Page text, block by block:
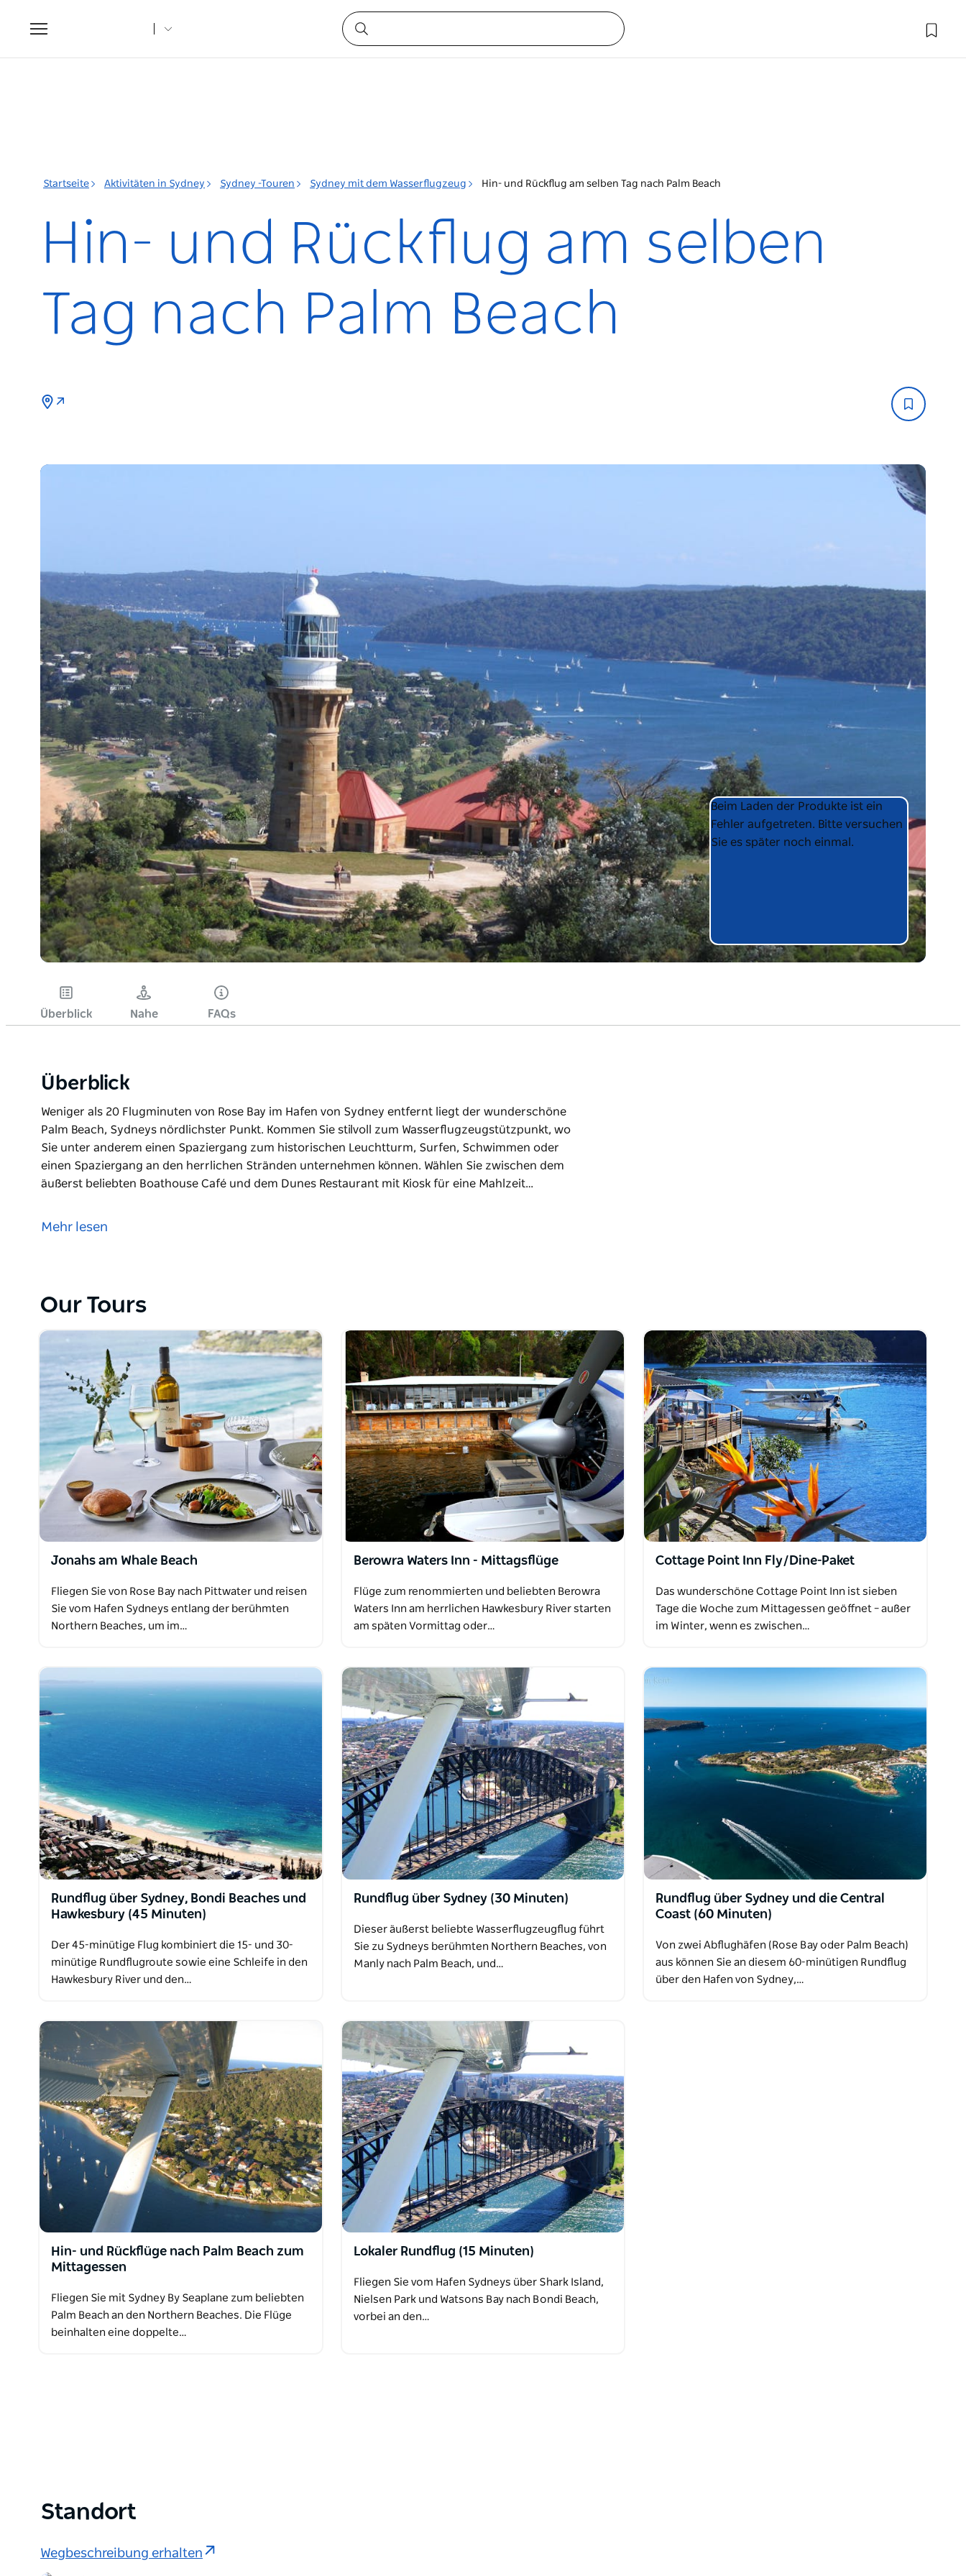
Toggle
navigation
Startseite Aktivitäten in Sydney Sydney -Touren Sydney mit dem Wasserflugzeug Hin- und Rückflug am selben Tag nach Palm Beach
Hin- und Rückflug am selben
Tag nach Palm Beach
Product
List
Product
List
Beim Laden der Produkte ist ein
Fehler aufgetreten. Bitte versuchen
Sie es später noch einmal.
Überblick Nahe FAQs
Überblick
Weniger als 20 Flugminuten von Rose Bay im Hafen von Sydney entfernt liegt der wunderschöne
Palm Beach, Sydneys nördlichster Punkt. Kommen Sie stilvoll zum Wasserflugzeugstützpunkt, wo
Sie unter anderem einen Spaziergang zum historischen Leuchtturm, Surfen, Schwimmen oder
einen Spaziergang an den herrlichen Stränden unternehmen können. Wählen Sie zwischen dem
äußerst beliebten Boathouse Café und dem Dunes Restaurant mit Kiosk für eine Mahlzeit…
Palm Beach, Sydneys nördlichster Punkt. Kommen Sie stilvoll zum Wasserflugzeugstützpunkt, wo
aus der australischen Seifenoper „Home and Away“.
Der Rückflug führt Sie über das Opernhaus und die Harbour Bridge, bevor Sie wieder in Rose Bay
landen. Die Zwischenlandung dauert drei Stunden.
Mehr lesen
Our Tours
Jonahs am Whale Beach
Fliegen Sie von Rose Bay nach Pittwater und reisen
Sie vom Hafen Sydneys entlang der berühmten
Northern Beaches, um im…
Berowra Waters Inn - Mittagsflüge
Flüge zum renommierten und beliebten Berowra
Waters Inn am herrlichen Hawkesbury River starten
am späten Vormittag oder…
Cottage Point Inn Fly/Dine-Paket
Das wunderschöne Cottage Point Inn ist sieben
Tage die Woche zum Mittagessen geöffnet – außer
im Winter, wenn es zwischen…
Rundflug über Sydney, Bondi Beaches und
Hawkesbury (45 Minuten)
Der 45-minütige Flug kombiniert die 15- und 30-
minütige Rundflugroute sowie eine Schleife in den
Hawkesbury River und den…
Rundflug über Sydney (30 Minuten)
Dieser äußerst beliebte Wasserflugzeugflug führt
Sie zu Sydneys berühmten Northern Beaches, von
Manly nach Palm Beach, und…
Rundflug über Sydney und die Central
Coast (60 Minuten)
Von zwei Abflughäfen (Rose Bay oder Palm Beach)
aus können Sie an diesem 60-minütigen Rundflug
über den Hafen von Sydney,…
Hin- und Rückflüge nach Palm Beach zum
Mittagessen
Fliegen Sie mit Sydney By Seaplane zum beliebten
Palm Beach an den Northern Beaches. Die Flüge
beinhalten eine doppelte…
Lokaler Rundflug (15 Minuten)
Fliegen Sie vom Hafen Sydneys über Shark Island,
Nielsen Park und Watsons Bay nach Bondi Beach,
vorbei an den…
Standort
Wegbeschreibung erhalten